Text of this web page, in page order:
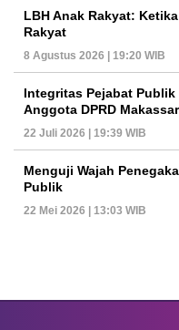
LBH Anak Rakyat:
Rakyat
8 Agustus 2026 | 19:20 WIB
Integritas Pejabat
Anggota DPRD Makassar
22 Juli 2026 | 19:39 WIB
Menguji Wajah
Publik
22 Mei 2026 | 13:03 WIB